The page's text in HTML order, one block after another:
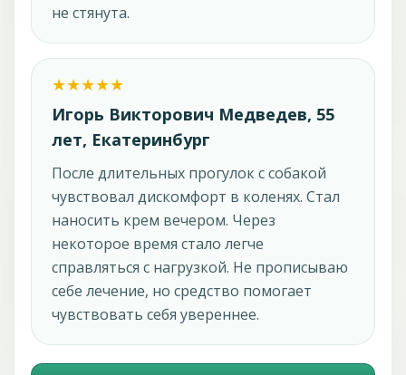
не стянута.
Игорь Викторович Медведев, 55
лет, Екатеринбург
После длительных прогулок с собакой
чувствовал дискомфорт в коленях. Стал
наносить крем вечером. Через
некоторое время стало легче
справляться с нагрузкой. Не прописываю
себе лечение, но средство помогает
чувствовать себя увереннее.